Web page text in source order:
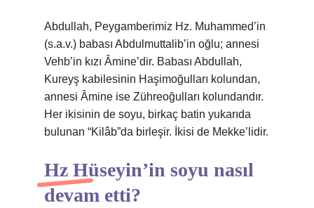
Abdullah, Peygamberimiz Hz. Muhammed’in
(s.a.v.) babası Abdulmuttalib’in oğlu; annesi
Vehb’in kızı Âmine’dir. Babası Abdullah,
Kureyş kabilesinin Haşimoğulları kolundan,
annesi Âmine ise Zühreoğulları kolundandır.
Her ikisinin de soyu, birkaç batin yukarıda
bulunan “Kilâb”da birleşir. İkisi de Mekke’lidir.
Hz Hüseyin’in soyu nasıl
devam etti?